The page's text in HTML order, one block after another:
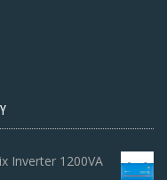
Inverter 1200VA